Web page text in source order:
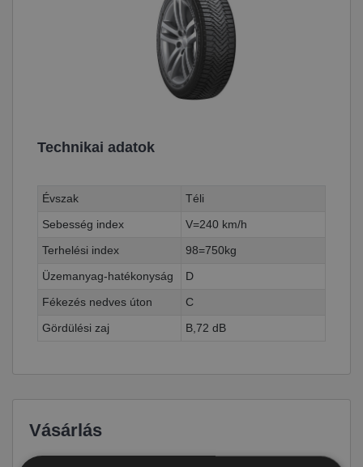
Technikai adatok
Évszak
Téli
Sebesség index
V=240 km/h
Terhelési index
98=750kg
Üzemanyag-hatékonyság
D
Fékezés nedves úton
C
Gördülési zaj
B,72 dB
Vásárlás